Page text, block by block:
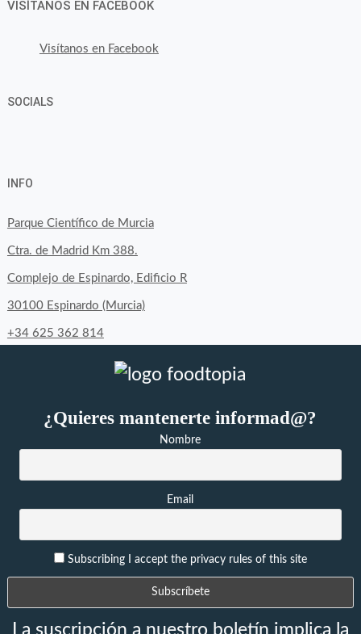
VISÍTANOS EN FACEBOOK
Visítanos en Facebook
SOCIALS
byfoodtopia
en
Facebook
byfoodtopia
en
Twitter
byfoodtopia
en
Instagram
INFO
Parque Científico de Murcia
Ctra. de Madrid Km 388.
Complejo de Espinardo, Edificio R
30100 Espinardo (Murcia)
+34 625 362 814
¿Quieres mantenerte informad@?
Nombre
Email
Subscribing I accept the privacy rules of this site
La suscripción a nuestro boletín implica la